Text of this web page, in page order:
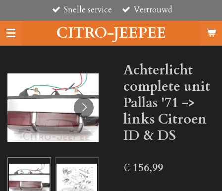
direct
naar
de
CITRO-JEEPEE
Snelle service Vertrouwd
Achterlicht
complete unit
Pallas '71 ->
links Citroen
ID & DS
€ 156,99